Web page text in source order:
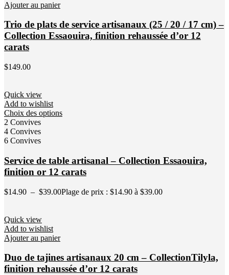
Ajouter au panier
Trio de plats de service artisanaux (25 / 20 / 17 cm) –
Collection Essaouira, finition rehaussée d’or 12
carats
$149.00
Quick view
Add to wishlist
Choix des options
2 Convives
4 Convives
6 Convives
Service de table artisanal – Collection Essaouira,
finition or 12 carats
$14.90 – $39.00Plage de prix : $14.90 à $39.00
Quick view
Add to wishlist
Ajouter au panier
Duo de tajines artisanaux 20 cm – CollectionTilyla,
finition rehaussée d’or 12 carats